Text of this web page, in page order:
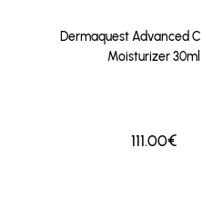
Dermaquest Advanced
Moisturizer 30ml
111.00€